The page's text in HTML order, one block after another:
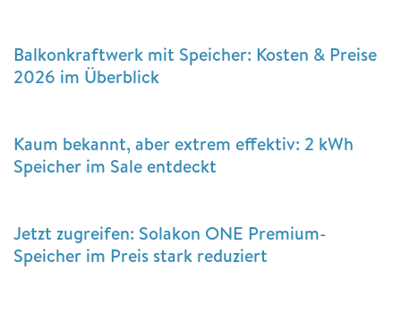
Balkonkraftwerk mit Speicher: Kosten & Preise
2026 im Überblick
Kaum bekannt, aber extrem effektiv: 2 kWh
Speicher im Sale entdeckt
Jetzt zugreifen: Solakon ONE Premium-
Speicher im Preis stark reduziert